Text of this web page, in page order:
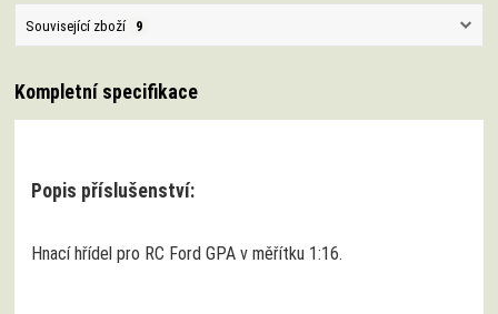
Související zboží 9
Kompletní specifikace
Popis příslušenství:
Hnací hřídel pro RC Ford GPA v měřítku 1:16.